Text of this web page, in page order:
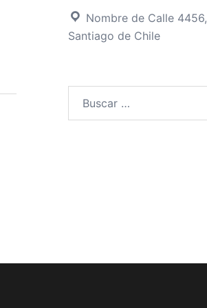
Nombre de Calle 4456,
Santiago de Chile
por: